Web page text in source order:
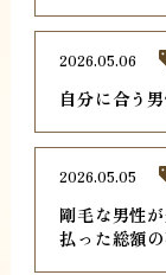
自分に合う
2026.05.06
剛毛な男性
払った総額
2026.05.05